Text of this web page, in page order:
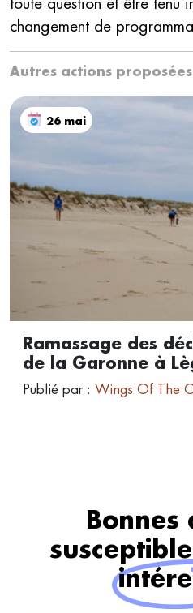
toute question et être tenu
changement de
Autres actions
26 mai
Ramassage des
de la Garonne à
Publié par : Wings Of The
Bonnes